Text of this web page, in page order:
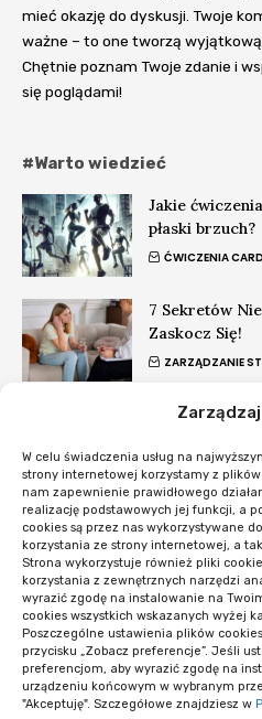
W celu świadczenia usług na
strony internetowej korzystamy z
nam zapewnienie prawidłowego
realizację podstawowych jej funkcji, a
cookies są przez nas wykorzystywane
korzystania ze strony internetowej, a
Strona wykorzystuje również pliki
korzystania z zewnętrznych narzędzi
wyrazić zgodę na instalowanie na
cookies wszystkich wskazanych wyżej
Poszczególne ustawienia plików
przycisku „Zobacz preferencje”. Jeśli
preferencjom, aby wyrazić zgodę na
urządzeniu końcowym w wybranym
"Akceptuję". Szczegółowe znajdziesz w
mieć okazję do dyskusji. Twoje
ważne – to one tworzą wyjątkową
Chętnie poznam Twoje zdanie i
się poglądami!
#Warto wiedzieć
Jakie
płaski brzuch?
ĆWICZENIA
7 Sekretów
Zaskocz Się!
ZARZĄDZANIE
Co to jest
EKOTURYSTYKA
#Nowości
Co sprawdzić
rezerwacji
Opieka
co obejmuje